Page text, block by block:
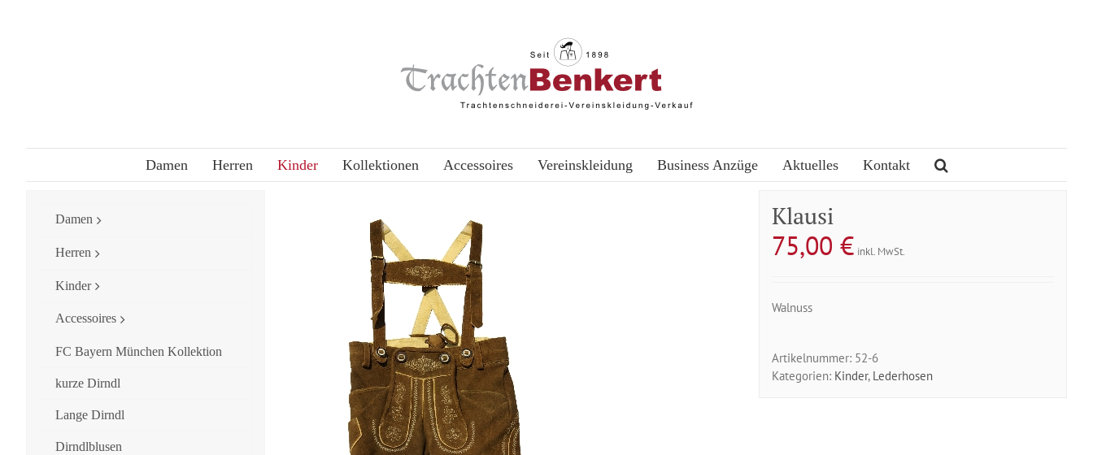
Damen Herren Kinder Kollektionen Accessoires Vereinskleidung Business Anzüge Aktuelles Kontakt
Klausi
75,00€ inkl. MwSt.
Walnuss
Artikelnummer: 52-6
Kategorien: Kinder, Lederhosen
Damen
Herren
Kinder
Accessoires
FC Bayern München Kollektion
kurze Dirndl
Lange Dirndl
Dirndlblusen